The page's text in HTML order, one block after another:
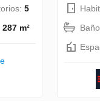
5
287 m²